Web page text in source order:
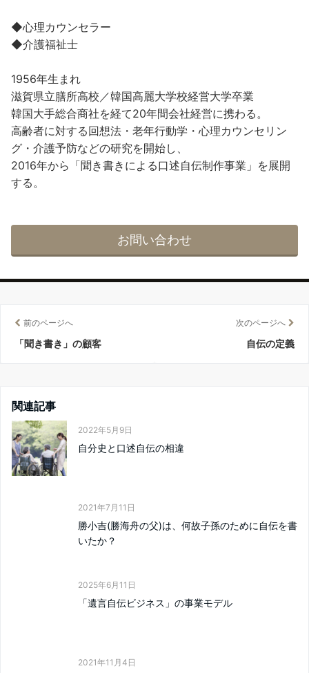
◆心理カウンセラー
◆介護福祉士
1956年生まれ
滋賀県立膳所高校／韓国高麗大学校経営大学卒業
韓国大手総合商社を経て20年間会社経営に携わる。
高齢者に対する回想法・老年行動学・心理カウンセリン
グ・介護予防などの研究を開始し、
2016年から「聞き書きによる口述自伝制作事業」を展開
する。
お問い合わせ
前のページへ
「聞き書き」の顧客
次のページへ
自伝の定義
関連記事
2022年5月9日
自分史と口述自伝の相違
2021年7月11日
勝小吉(勝海舟の父)は、何故子孫のために自伝を書
いたか？
2025年6月11日
「遺言自伝ビジネス」の事業モデル
2021年11月4日